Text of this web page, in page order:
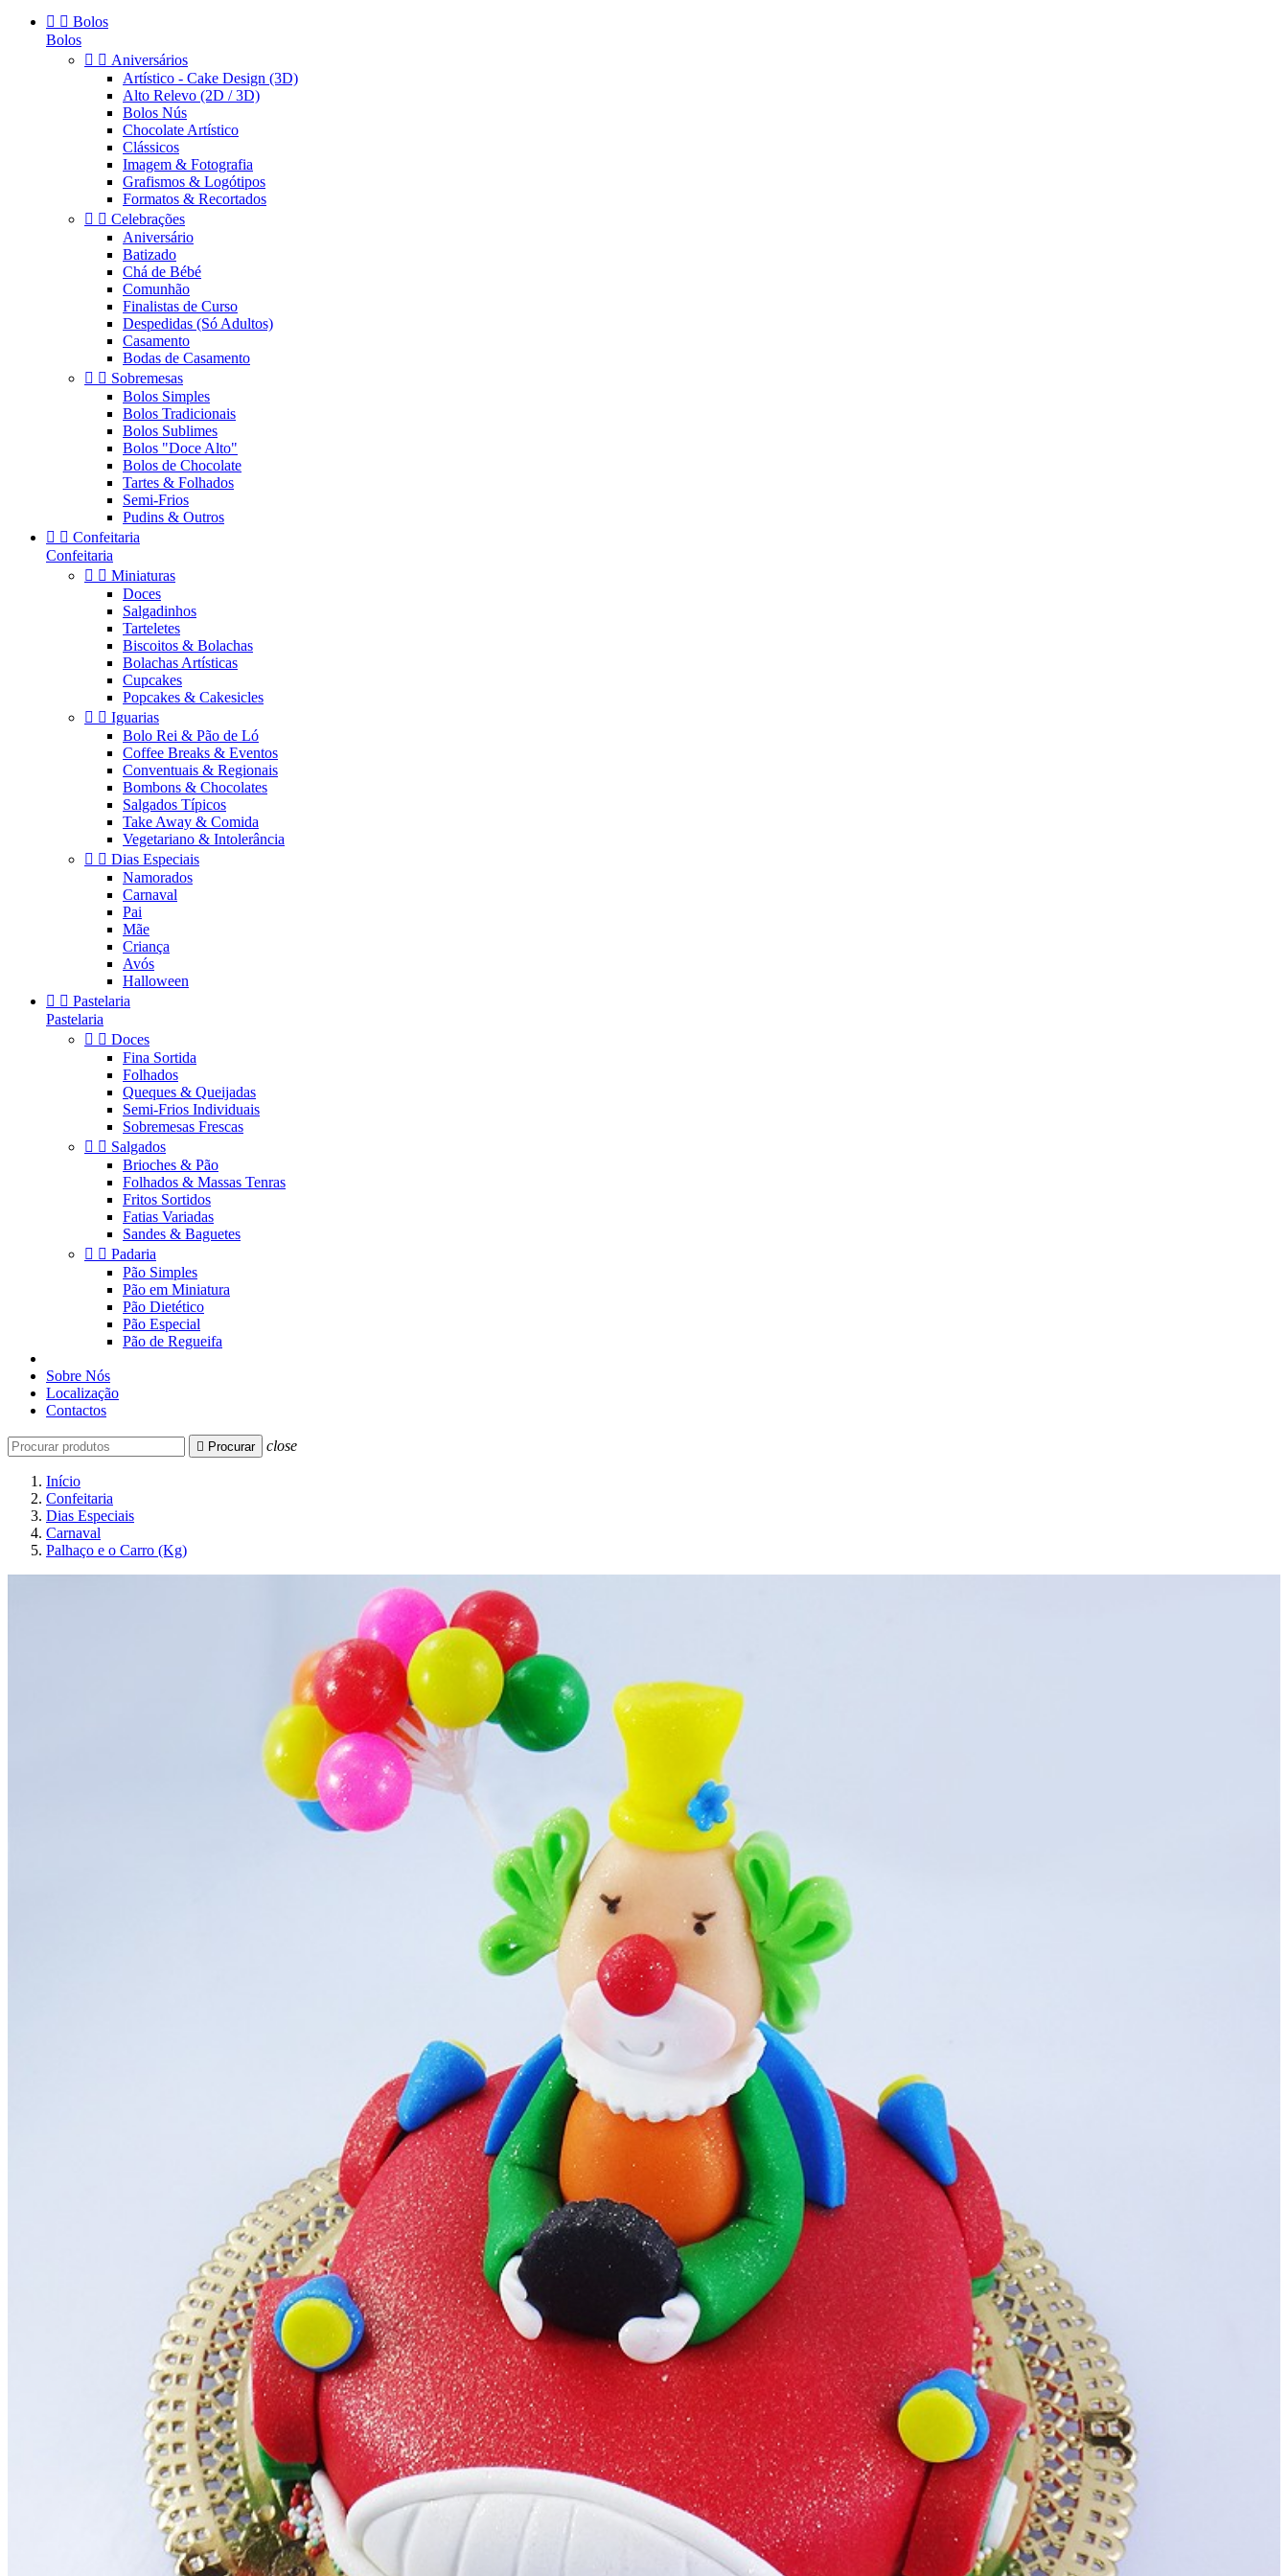
  Bolos
Bolos
  Aniversários
Artístico - Cake Design (3D)
Alto Relevo (2D / 3D)
Bolos Nús
Chocolate Artístico
Clássicos
Imagem & Fotografia
Grafismos & Logótipos
Formatos & Recortados
  Celebrações
Aniversário
Batizado
Chá de Bébé
Comunhão
Finalistas de Curso
Despedidas (Só Adultos)
Casamento
Bodas de Casamento
  Sobremesas
Bolos Simples
Bolos Tradicionais
Bolos Sublimes
Bolos "Doce Alto"
Bolos de Chocolate
Tartes & Folhados
Semi-Frios
Pudins & Outros
  Confeitaria
Confeitaria
  Miniaturas
Doces
Salgadinhos
Tarteletes
Biscoitos & Bolachas
Bolachas Artísticas
Cupcakes
Popcakes & Cakesicles
  Iguarias
Bolo Rei & Pão de Ló
Coffee Breaks & Eventos
Conventuais & Regionais
Bombons & Chocolates
Salgados Típicos
Take Away & Comida
Vegetariano & Intolerância
  Dias Especiais
Namorados
Carnaval
Pai
Mãe
Criança
Avós
Halloween
  Pastelaria
Pastelaria
  Doces
Fina Sortida
Folhados
Queques & Queijadas
Semi-Frios Individuais
Sobremesas Frescas
  Salgados
Brioches & Pão
Folhados & Massas Tenras
Fritos Sortidos
Fatias Variadas
Sandes & Baguetes
  Padaria
Pão Simples
Pão em Miniatura
Pão Dietético
Pão Especial
Pão de Regueifa
Sobre Nós
Localização
Contactos
 Procurar close
Início
Confeitaria
Dias Especiais
Carnaval
Palhaço e o Carro (Kg)